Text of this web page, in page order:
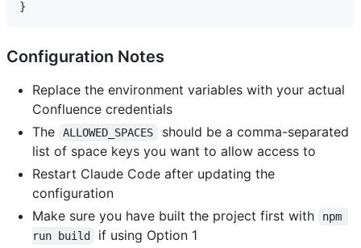
Configuration Notes
Replace the environment variables with your actual
Confluence credentials
The
ALLOWED_SPACES
should be a comma-separated
list of space keys you want to allow access to
Restart Claude Code after updating the
configuration
Make sure you have built the project first with
npm
run build
if using Option 1